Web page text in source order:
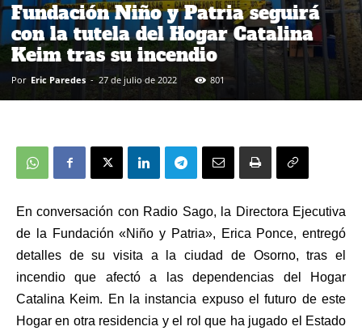
Fundación Niño y Patria seguirá
con la tutela del Hogar Catalina
Keim tras su incendio
Por Eric Paredes - 27 de julio de 2022 801
En conversación con Radio Sago, la Directora Ejecutiva
de la Fundación «Niño y Patria», Erica Ponce, entregó
detalles de su visita a la ciudad de Osorno, tras el
incendio que afectó a las dependencias del Hogar
Catalina Keim. En la instancia expuso el futuro de este
Hogar en otra residencia y el rol que ha jugado el Estado